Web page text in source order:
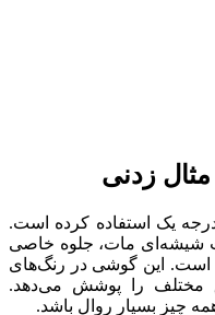
زدنی
یک استفاده کرده است.
شیشه‌ای مات، جلوه خاصی
بخشیده است. این گوشی در رنگ‌های
مختلف را پوشش می‌دهد.